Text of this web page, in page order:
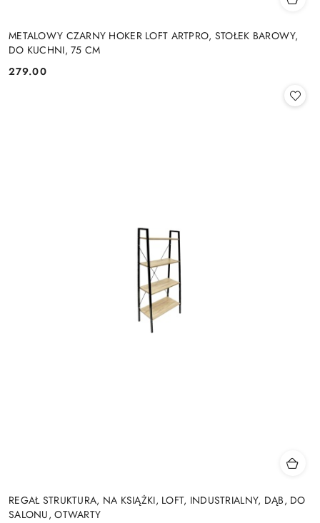
METALOWY CZARNY HOKER LOFT ARTPRO, STOŁEK BAROWY,
DO KUCHNI, 75 CM
Cena:
279.00
REGAŁ STRUKTURA, NA KSIĄŻKI, LOFT, INDUSTRIALNY, DĄB, DO
SALONU, OTWARTY